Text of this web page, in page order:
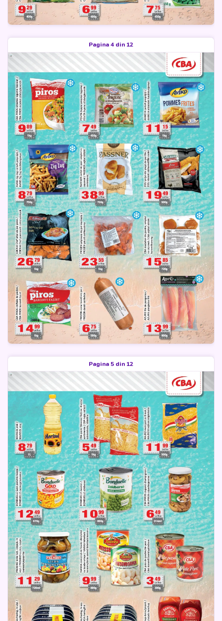
Pagina 4 din 12
Pagina 5 din 12